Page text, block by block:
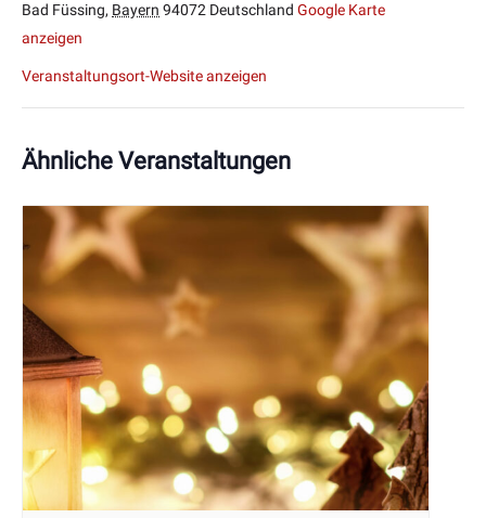
Bad Füssing, Bayern 94072 Deutschland Google Karte
anzeigen
Veranstaltungsort-Website anzeigen
Ähnliche Veranstaltungen